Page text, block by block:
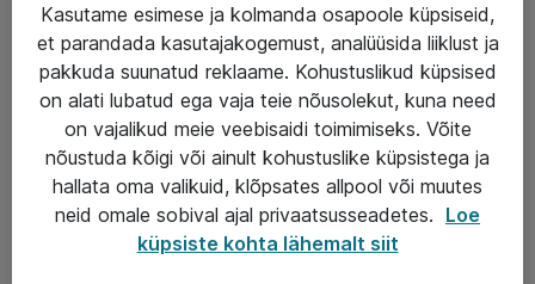
Haldusteenused
Garantii
Turva- ja nõrkvoolulahendused
AS ATEA
+372 659 3591
Kasutame esimese ja kolmanda osapoole küpsiseid,
et parandada kasutajakogemust, analüüsida liiklust ja
pakkuda suunatud reklaame. Kohustuslikud küpsised
on alati lubatud ega vaja teie nõusolekut, kuna need
on vajalikud meie veebisaidi toimimiseks. Võite
nõustuda kõigi või ainult kohustuslike küpsistega ja
hallata oma valikuid, klõpsates allpool või muutes
neid omale sobival ajal privaatsusseadetes. Loe
küpsiste kohta lähemalt siit